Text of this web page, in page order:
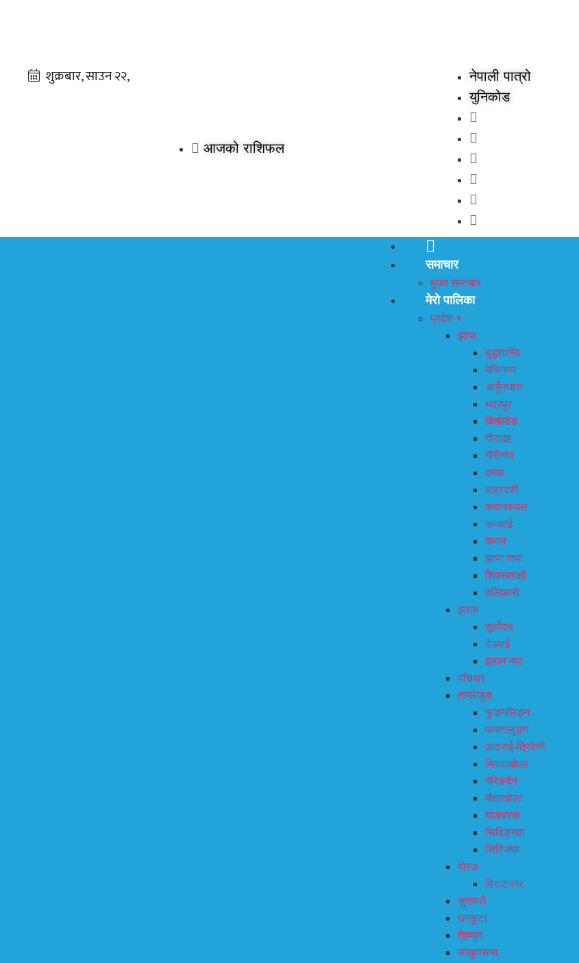
आजको राशिफल
नेपाली पात्रो
युनिकोड
समाचार
मुख्य समाचार
मेरो पालिका
प्रदेश १
झापा
बुद्धशान्ति
मेचिनगर
अर्जुनधारा
भद्रपुर
बिर्तामोड
गौरादह
गौरीगंज
दमक
बाह्रदशी
कचनकवल
कन्काई
कमल
झापा गापा
शिवसताक्षी
हल्दिबारी
इलाम
सूर्योदय
देउमाई
इलाम नपा
पाँचथर
ताप्लेजुङ
फुङ्गलिङ्ग
फक्तालुङ्ग
आठराई-त्रिवेणी
मिक्वाखोला
मेरिङदेन
मौवाखोला
याङवरक
सिदिङ्गवा
सिरिजंघा
मोरङ
विराटनगर
सुनसरी
धनकुटा
तेह्थुम
संखुवासभा